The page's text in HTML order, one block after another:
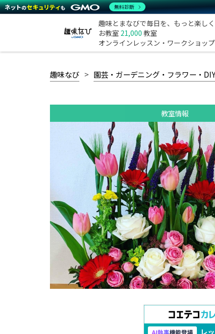
趣味とまなびで毎日を、もっと楽しく
お教室 21,000 教室
オンラインレッスン・ワークショップ
趣味なび 園芸・ガーデニング・フラワー・DIY
教室情報
無料診断